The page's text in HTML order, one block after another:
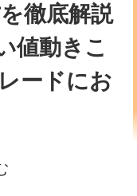
徹底解説
値動きこ
ードにお
ルが3週間を経過しま